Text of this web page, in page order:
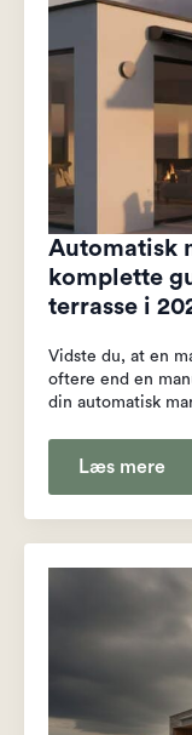
Automatisk
komplette
terrasse i
Vidste du, at en
oftere end en
din automatisk
Læs mere